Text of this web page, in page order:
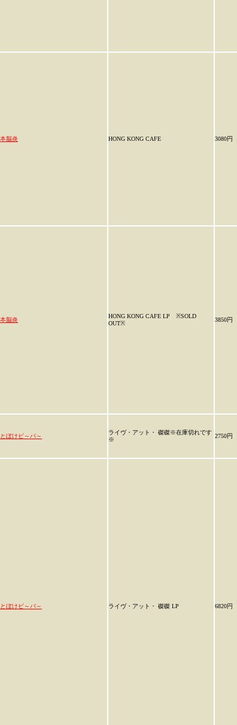
脳炎 HONG KONG CAFE 3080円
脳炎
HONG KONG CAFE LP ※SOLD
OUT※
3850円
ぼけビ～バ～
ライヴ・アット・ 磔磔※在庫切れです
※
2750円
ぼけビ～バ～ ライヴ・アット・ 磔磔 LP 6820円